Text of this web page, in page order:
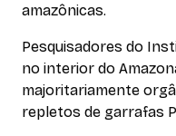
amazônicas.
Pesquisadores do
no interior do
majoritariamente
repletos de garrafas